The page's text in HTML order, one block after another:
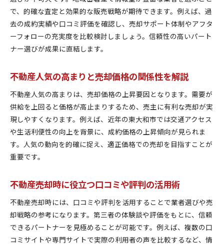
で、的確な査定と効果的な販売戦略が期待できます。例えば、過
去の成約実績や口コミ評価を確認し、売却サポート体制やアフタ
ーフォローの充実度を比較検討しましょう。信頼性の高いパート
ナー選びが成果に直結します。
不動産人気の高まりと売却価格の関係性を解説
不動産人気の高まりは、売却価格の上昇要因となります。需要が
供給を上回ると価格が高止まりするため、売主に有利な売却が実
現しやすくなります。例えば、近年の東大和市では交通アクセス
や生活利便性の向上を背景に、成約価格の上昇傾向が見られま
す。人気の動向を的確に捉え、適正価格での売却を目指すことが
重要です。
不動産売却時に役立つ口コミや評判の活用術
不動産売却時には、口コミや評判を活用することで業者選びや売
却戦略の参考になります。第三者の体験談や評価をもとに、信頼
できるパートナーを見極めることが可能です。例えば、複数の口
コミサイトや専門サイトで実際の利用者の声を比較するなど、情